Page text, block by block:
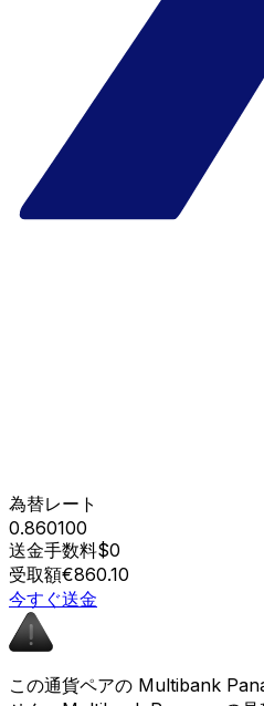
為替レート
0.860100
送金手数料$0
受取額€860.10
今すぐ送金
この通貨ペアの Multibank